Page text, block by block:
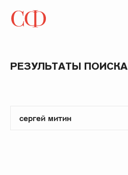
РЕЗУЛЬТАТЫ ПОИСКА